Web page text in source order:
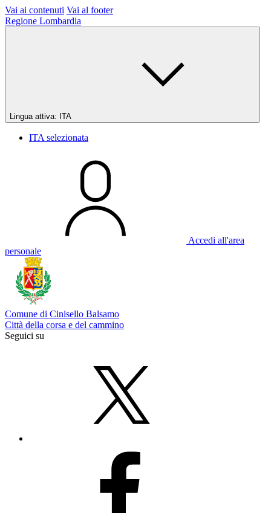
Vai ai contenuti Vai al footer
Regione Lombardia
Lingua attiva: ITA
ITA selezionata
Accedi all'area
personale
Comune di Cinisello Balsamo
Città della corsa e del cammino
Seguici su